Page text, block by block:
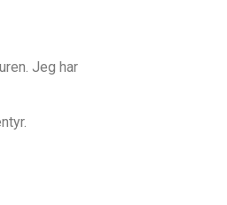
Jeg har